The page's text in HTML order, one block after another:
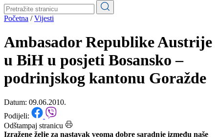
Pale-Prača
Kontakt
Početna /Vijesti
Ambasador Republike Austrije
u BiH u posjeti Bosansko –
podrinjskog kantonu Goražde
Datum: 09.06.2010.